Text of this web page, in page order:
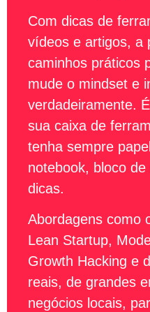
Com dicas de
vídeos e artigos, a
caminhos práticos
mude o mindset e
verdadeiramente.
sua caixa de
tenha sempre
notebook, bloco
dicas.
Abordagens como
Lean Startup,
Growth Hacking e
reais, de grandes
negócios locais,